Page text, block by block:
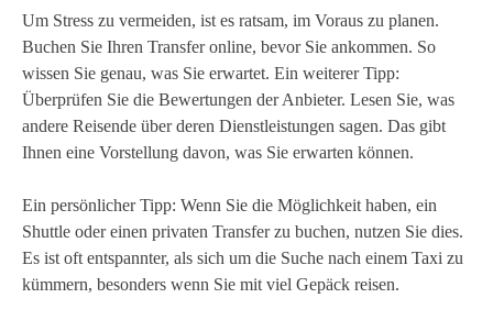
Um Stress zu vermeiden, ist es ratsam, im Voraus zu planen.
Buchen Sie Ihren Transfer online, bevor Sie ankommen. So
wissen Sie genau, was Sie erwartet. Ein weiterer Tipp:
Überprüfen Sie die Bewertungen der Anbieter. Lesen Sie, was
andere Reisende über deren Dienstleistungen sagen. Das gibt
Ihnen eine Vorstellung davon, was Sie erwarten können.
Ein persönlicher Tipp: Wenn Sie die Möglichkeit haben, ein
Shuttle oder einen privaten Transfer zu buchen, nutzen Sie dies.
Es ist oft entspannter, als sich um die Suche nach einem Taxi zu
kümmern, besonders wenn Sie mit viel Gepäck reisen.